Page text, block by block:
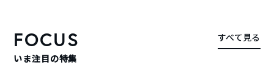
FOCUS
いま注目の特集
すべて見る